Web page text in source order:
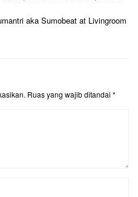
aka Sumobeat at Livingroom
Ruas yang wajib ditandai *